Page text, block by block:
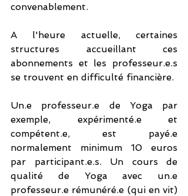
convenablement.
A l'heure actuelle, certaines
structures accueillant ces
abonnements et les professeur.e.s
se trouvent en difficulté financière.
Un.e professeur.e de Yoga par
exemple, expérimenté.e et
compétent.e, est payé.e
normalement minimum 10 euros
par participant.e.s. Un cours de
qualité de Yoga avec un.e
professeur.e rémunéré.e (qui en vit)